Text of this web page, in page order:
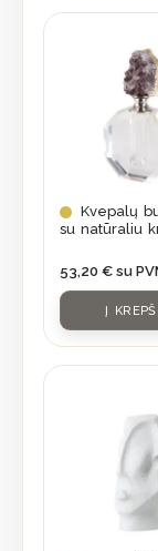
page
Kvepalų
su natūraliu
53,20 € su
Į